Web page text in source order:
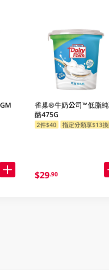
雀巢®牛奶公司™低脂
酪475G
2件$40 指定分類享$13
$29.90